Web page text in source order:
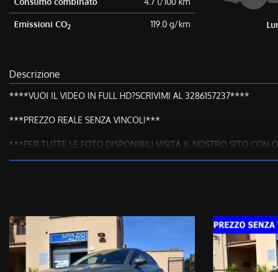
Emissioni CO2 119.0 g/km
Descrizione
****VUOI IL VIDEO IN FULL HD?SCRIVIMI AL 3286157237****
***PREZZO REALE SENZA VINCOLI***
***PER TUTTE LE FOTO DISPONIBILI VISITA IL NOSTRO SITO CON
**CONTATTACI ANCHE PER SMS O WHATSAPP AI NUMERI
Il prezzo di acquisto NON E’ VINCOLATO all’apertura di un
TUTTE LE NOSTRE VETTURE SONO A DISPOSIZIONE PER
Modello & Allestimento: